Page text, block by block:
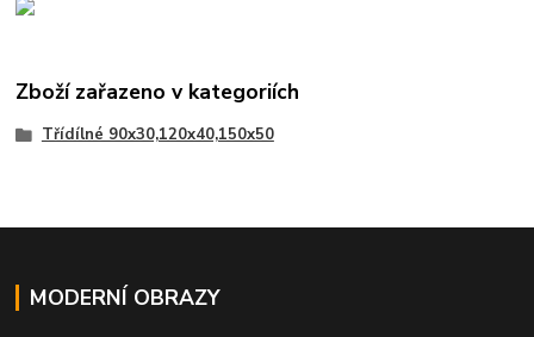
Zboží zařazeno v kategoriích
Třídílné 90x30,120x40,150x50
MODERNÍ OBRAZY